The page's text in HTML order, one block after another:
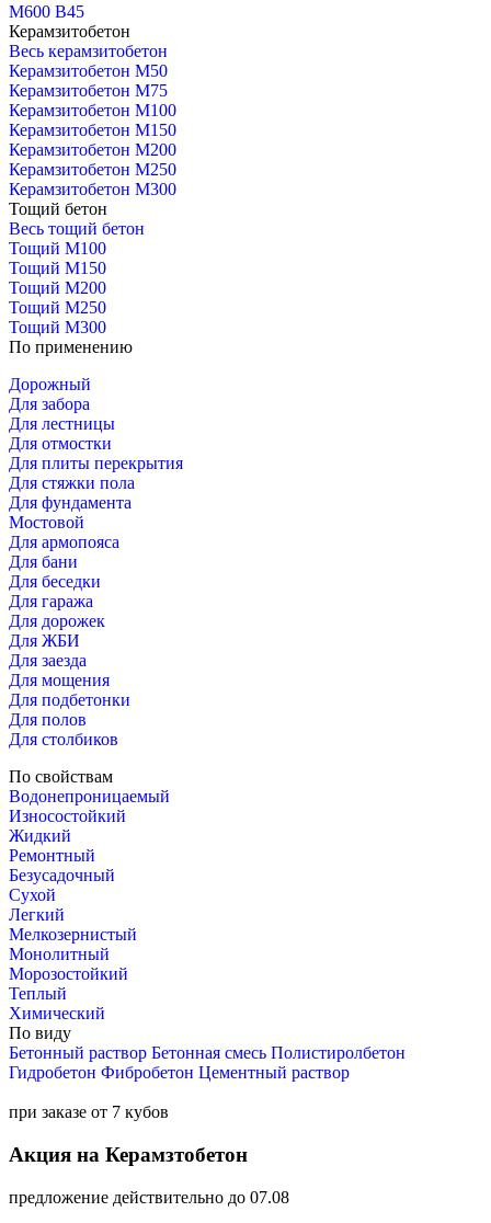
М600 В45
Керамзитобетон
Весь керамзитобетон
Керамзитобетон М50
Керамзитобетон М75
Керамзитобетон М100
Керамзитобетон М150
Керамзитобетон М200
Керамзитобетон М250
Керамзитобетон М300
Тощий бетон
Весь тощий бетон
Тощий М100
Тощий М150
Тощий М200
Тощий М250
Тощий М300
По применению
Дорожный
Для забора
Для лестницы
Для отмостки
Для плиты перекрытия
Для стяжки пола
Для фундамента
Мостовой
Для армопояса
Для бани
Для беседки
Для гаража
Для дорожек
Для ЖБИ
Для заезда
Для мощения
Для подбетонки
Для полов
Для столбиков
По свойствам
Водонепроницаемый
Износостойкий
Жидкий
Ремонтный
Безусадочный
Сухой
Легкий
Мелкозернистый
Монолитный
Морозостойкий
Теплый
Химический
По виду
Бетонный раствор Бетонная смесь Полистиролбетон
Гидробетон Фибробетон Цементный раствор
при заказе от 7 кубов
Акция на Керамзтобетон
предложение действительно до 07.08